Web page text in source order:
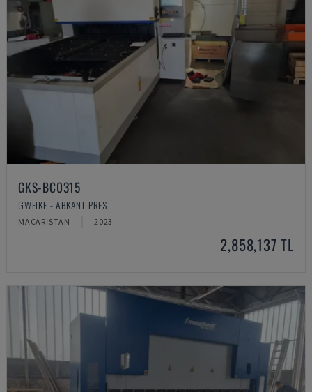
GKS-BC0315
GWEIKE - ABKANT PRES
MACARISTAN 2023
2,858,137 TL